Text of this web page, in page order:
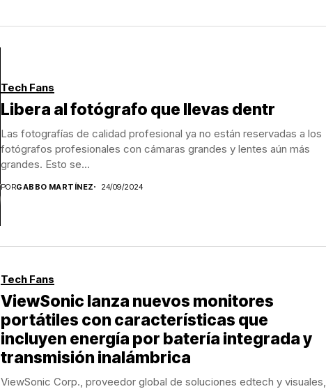
Tech Fans
Libera al fotógrafo que llevas dentr
Las fotografías de calidad profesional ya no están reservadas a los
fotógrafos profesionales con cámaras grandes y lentes aún más
grandes. Esto se...
PORGABBO MARTÍNEZ 24/09/2024
Tech Fans
ViewSonic lanza nuevos monitores
portátiles con características que
incluyen energía por batería integrada y
transmisión inalámbrica
ViewSonic Corp., proveedor global de soluciones edtech y visuales,